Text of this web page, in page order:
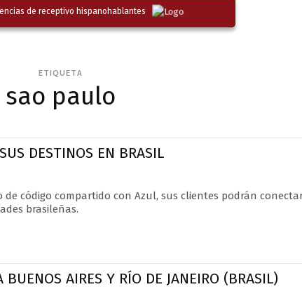
de receptivo hispanohablantes
ETIQUETA
sao paulo
DESTINOS EN BRASIL
de código compartido con Azul, sus clientes podrán
brasileñas.
BUENOS AIRES Y RÍO DE JANEIRO (BRASIL)